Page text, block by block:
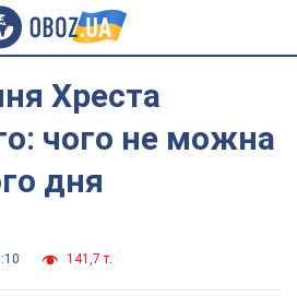
Хреста
чого не можна
дня
141,7 т.